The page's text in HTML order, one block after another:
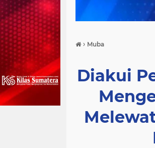
› Muba
Diakui